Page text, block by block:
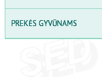
PREKĖS GYVŪNAMS